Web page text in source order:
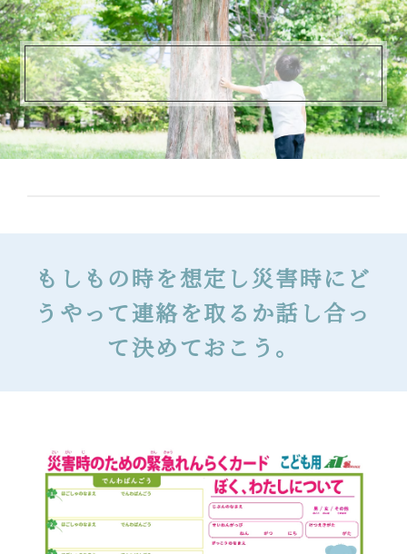
もしもの時を想定し災害時にど
うやって連絡を取るか話し合っ
て決めておこう。